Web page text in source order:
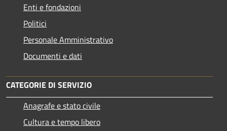
Enti e fondazioni
Politici
Personale Amministrativo
Documenti e dati
CATEGORIE DI SERVIZIO
Anagrafe e stato civile
Cultura e tempo libero